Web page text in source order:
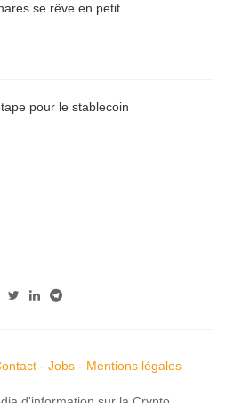
se rêve en petit
pour le stablecoin
- Jobs- Mentions légales